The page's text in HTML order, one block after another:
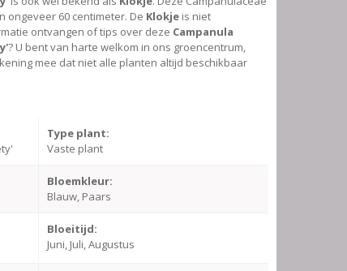
ongeveer 60 centimeter. De Klokje is niet
ontvangen of tips over deze Campanula
? U bent van harte welkom in ons groencentrum,
mee dat niet alle planten altijd beschikbaar
Type plant:
Vaste plant
Bloemkleur:
Blauw, Paars
Bloeitijd:
Juni, Juli, Augustus